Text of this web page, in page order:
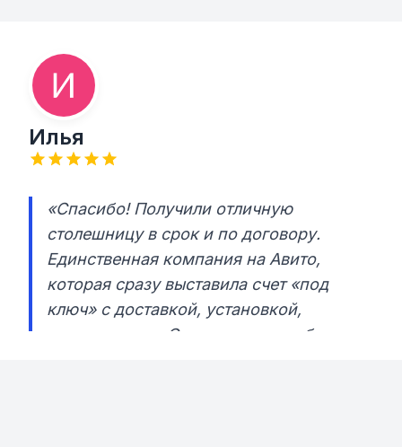
Илья
«Спасибо! Получили отличную
столешницу в срок и по договору.
Единственная компания на Авито,
которая сразу выставила счет «под
ключ» с доставкой, установкой,
замером и т.д. Отдельное спасибо